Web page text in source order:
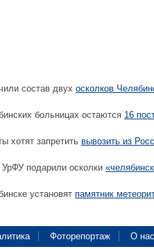
состав двух осколков
больницах остаются 16
хотят запретить вывозить из
подарили осколки
установят памятник
Фоторепортаж О нас